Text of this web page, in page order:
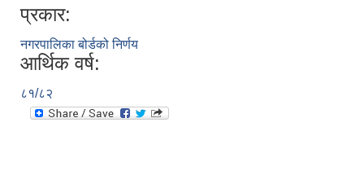
प्रकार:
नगरपालिका बोर्डको निर्णय
आर्थिक वर्ष:
८१/८२